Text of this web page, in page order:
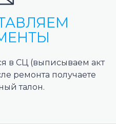
в СЦ (выписываем акт
ремонта получаете
талон.